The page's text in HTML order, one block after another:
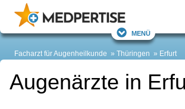
Menü
Facharzt für Augenheilkunde Thüringen Erfurt
Augenärzte in